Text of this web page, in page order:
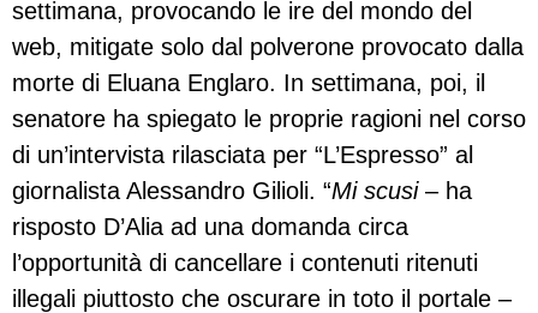
settimana, provocando le ire del mondo del
web, mitigate solo dal polverone provocato dalla
morte di Eluana Englaro. In settimana, poi, il
senatore ha spiegato le proprie ragioni nel corso
di un’intervista rilasciata per “L’Espresso” al
giornalista Alessandro Gilioli. “Mi scusi – ha
risposto D’Alia ad una domanda circa
l’opportunità di cancellare i contenuti ritenuti
illegali piuttosto che oscurare in toto il portale –